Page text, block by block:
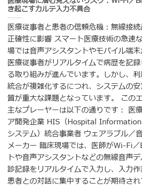
き起こすカルテ入力不具合
医療従事者と患者の信頼危機：無線接
正確性に影響 スマート医療技術の急速
場では音声アシスタントやモバイル端末
医療従事者がリアルタイムで病歴を記
る取り組みが進んでいます。しかし、
統合が複雑化するにつれ、システムの
質が重大な課題となっています。 この
主なプレーヤーは以下の通りです： 医
ア開発企業 HIS（Hospital
システム）統合事業者 ウェアラブル／
メーカー 臨床現場では、医師がWi-Fi
トや音声アシスタントなどの無線音声
診記録をリアルタイムで入力し、入力
患者との対話に集中することが期待さ